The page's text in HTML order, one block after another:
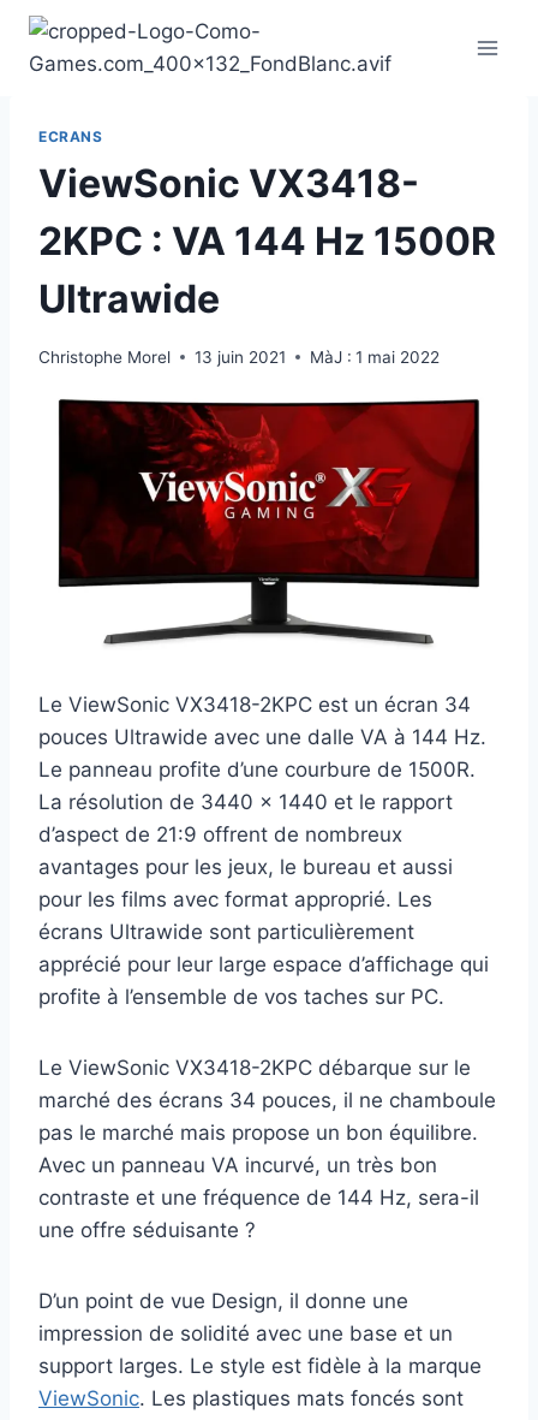
Aller
contenu
ECRANS
ViewSonic VX3418-
2KPC : VA 144 Hz 1500R
Ultrawide
Christophe Morel 13 juin 2021 MàJ : 1 mai 2022
Le ViewSonic VX3418-2KPC est un écran 34
pouces Ultrawide avec une dalle VA à 144 Hz.
Le panneau profite d’une courbure de 1500R.
La résolution de 3440 x 1440 et le rapport
d’aspect de 21:9 offrent de nombreux
avantages pour les jeux, le bureau et aussi
pour les films avec format approprié. Les
écrans Ultrawide sont particulièrement
apprécié pour leur large espace d’affichage qui
profite à l’ensemble de vos taches sur PC.
Le ViewSonic VX3418-2KPC débarque sur le
marché des écrans 34 pouces, il ne chamboule
pas le marché mais propose un bon équilibre.
Avec un panneau VA incurvé, un très bon
contraste et une fréquence de 144 Hz, sera-il
une offre séduisante ?
D’un point de vue Design, il donne une
impression de solidité avec une base et un
support larges. Le style est fidèle à la marque
ViewSonic. Les plastiques mats foncés sont